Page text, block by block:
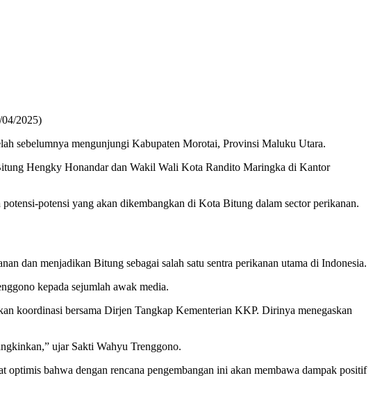
2025)
sebelumnya mengunjungi Kabupaten Morotai, Provinsi Maluku Utara.
Hengky Honandar dan Wakil Wali Kota Randito Maringka di Kantor
potensi yang akan dikembangkan di Kota Bitung dalam sector perikanan.
dan menjadikan Bitung sebagai salah satu sentra perikanan utama di Indonesia.
kepada sejumlah awak media.
koordinasi bersama Dirjen Tangkap Kementerian KKP. Dirinya menegaskan
ujar Sakti Wahyu Trenggono.
bahwa dengan rencana pengembangan ini akan membawa dampak positif